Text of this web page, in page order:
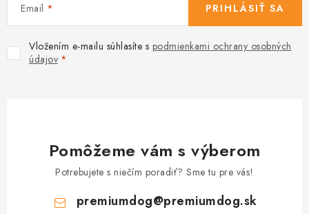
Email
Vložením e-mailu súhlasíte s podmienkami ochrany osobných
údajov
PRIHLÁSIŤ SA
Pomôžeme vám s výberom
Potrebujete s niečím poradiť? Sme tu pre vás!
premiumdog@premiumdog.sk